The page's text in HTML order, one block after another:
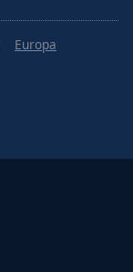
Europa